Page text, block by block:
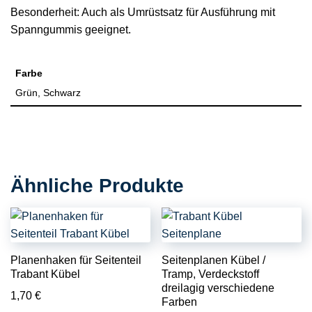
Besonderheit: Auch als Umrüstsatz für Ausführung mit
Spanngummis geeignet.
Farbe
Grün, Schwarz
Ähnliche Produkte
Planenhaken für Seitenteil
Trabant Kübel
1,70 €
Seitenplanen Kübel /
Tramp, Verdeckstoff
dreilagig verschiedene
Farben